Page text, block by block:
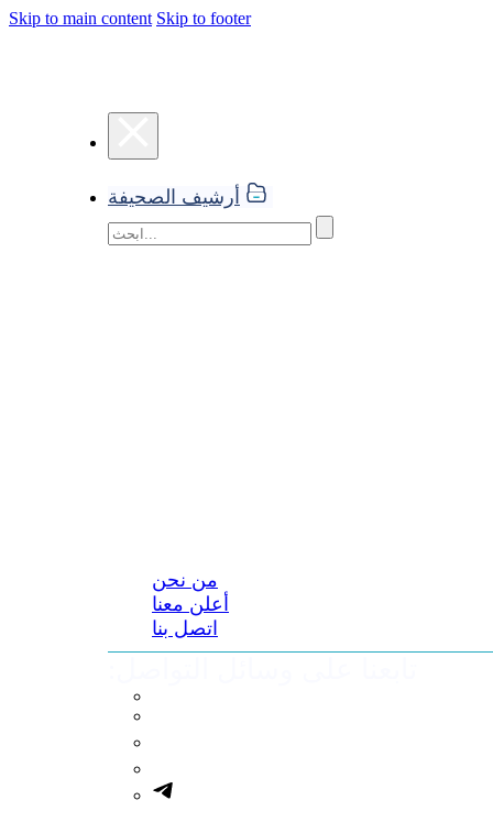
Skip to main content Skip to footer
أرشيف الصحيفة
من نحن
أعلن معنا
اتصل بنا